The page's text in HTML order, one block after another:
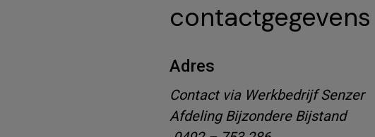
contactgegevens
Adres
Contact via Werkbedrijf Senzer
Afdeling Bijzondere Bijstand